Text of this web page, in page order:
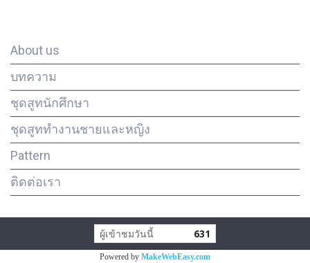
About us
บทความ
ชุดสูทนักศึกษา
ชุดสูททำงานชายและหญิง
Pattern
ติดต่อเรา
ผู้เข้าชมวันนี้ 631
Powered by MakeWebEasy.com